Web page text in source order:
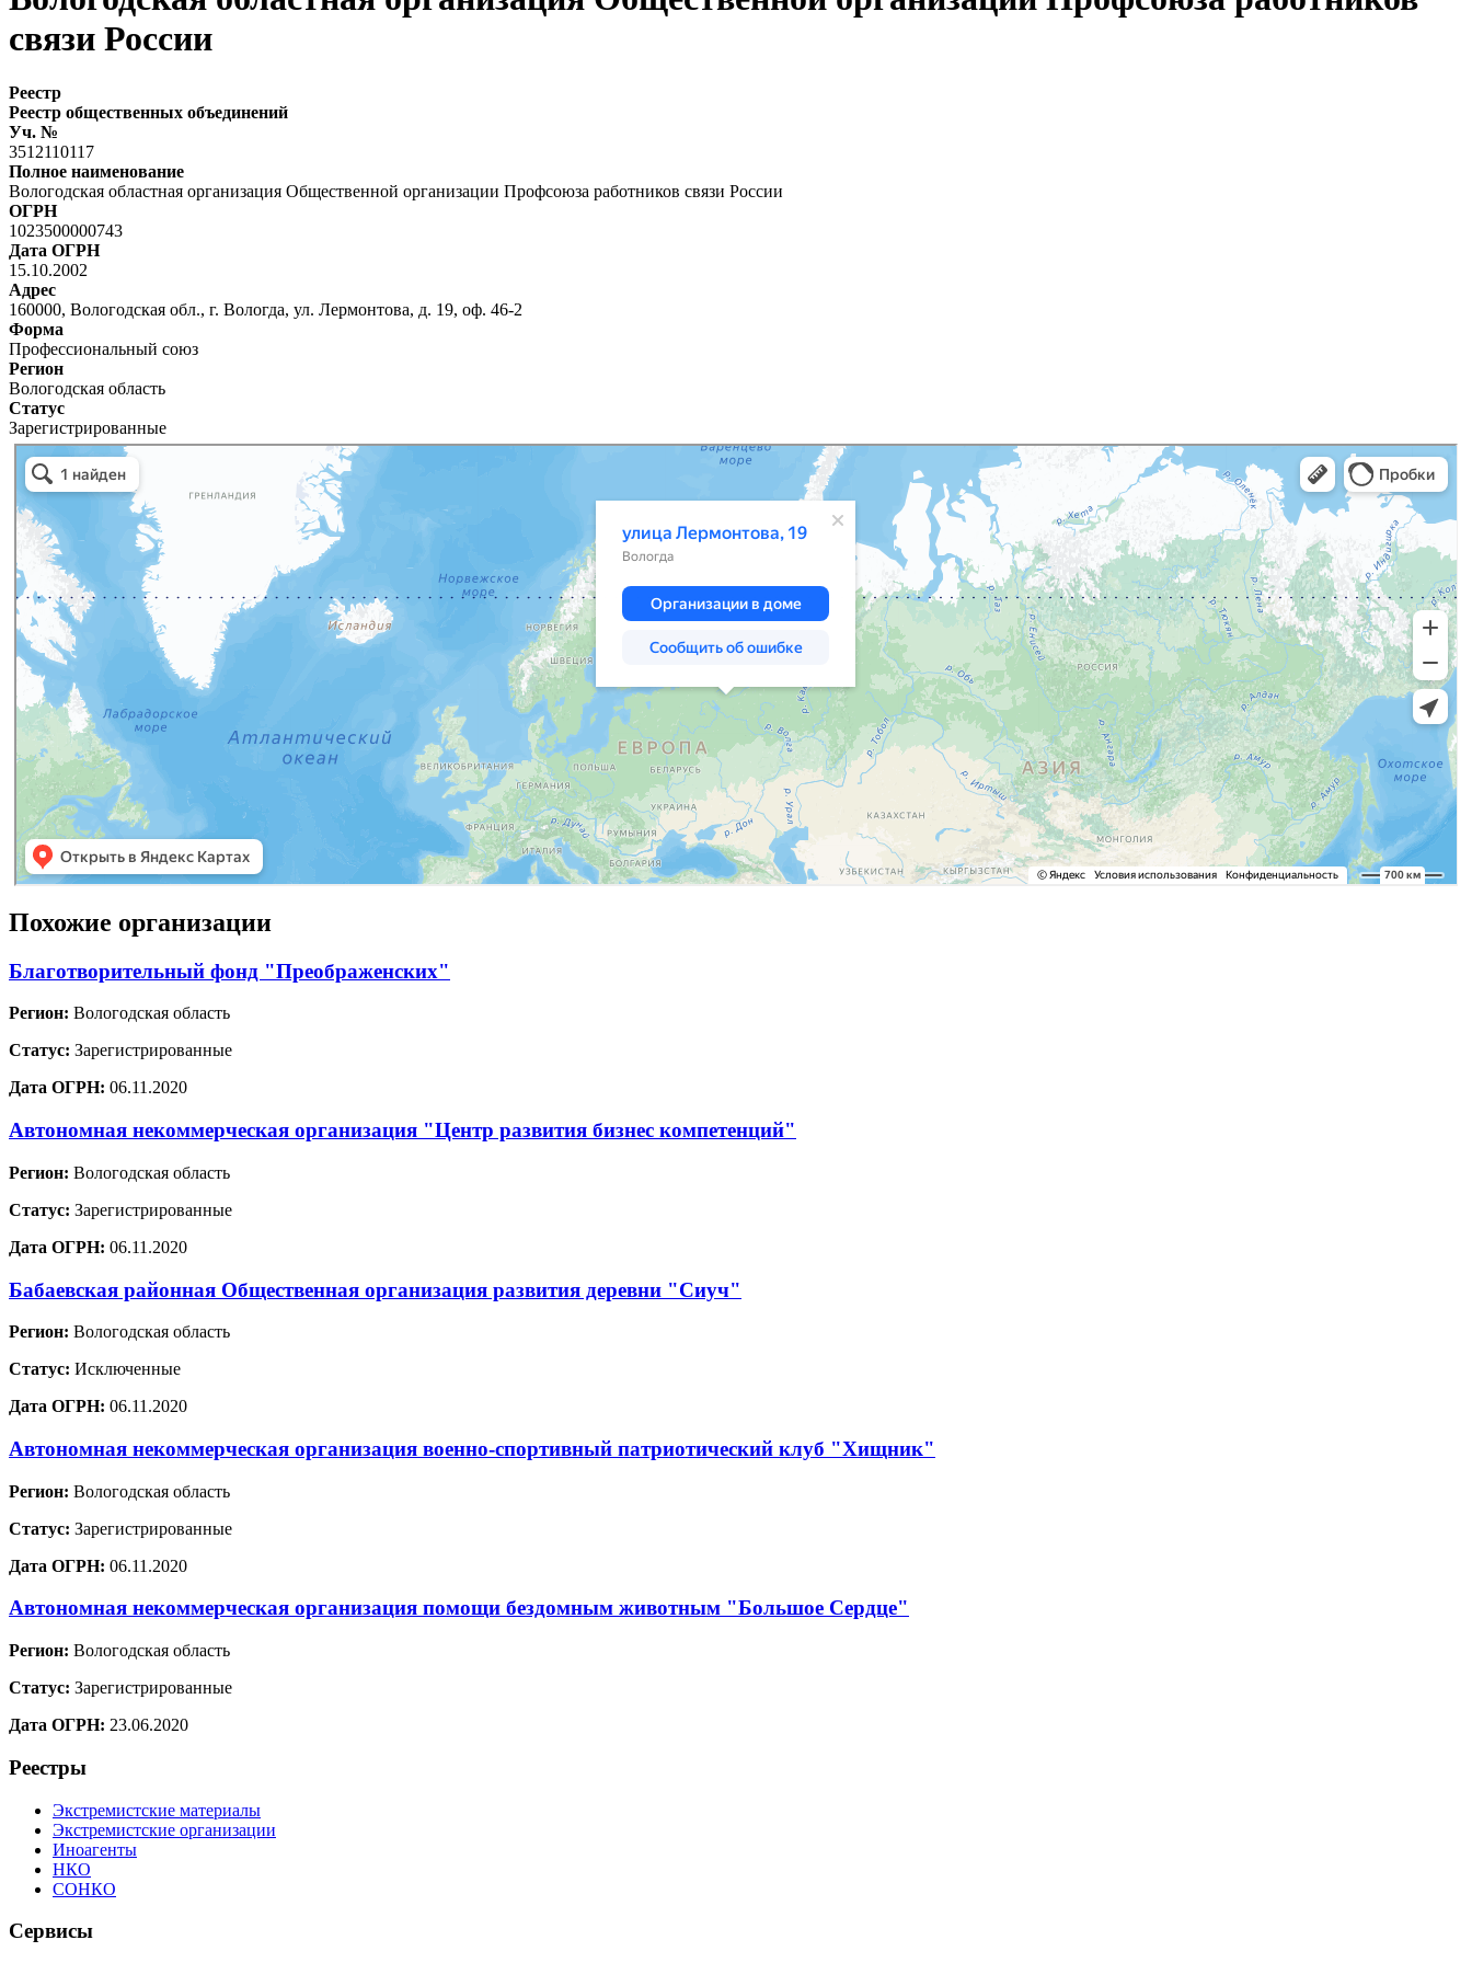
связи России
Реестр
Реестр общественных объединений
Уч. №
3512110117
Полное наименование
Вологодская областная организация Общественной организации Профсоюза работников связи России
ОГРН
1023500000743
Дата ОГРН
15.10.2002
Адрес
160000, Вологодская обл., г. Вологда, ул. Лермонтова, д. 19, оф. 46-2
Форма
Профессиональный союз
Регион
Вологодская область
Статус
Зарегистрированные
Похожие организации
Благотворительный фонд "Преображенских"
Регион: Вологодская область
Статус: Зарегистрированные
Дата ОГРН: 06.11.2020
Автономная некоммерческая организация "Центр развития бизнес компетенций"
Регион: Вологодская область
Статус: Зарегистрированные
Дата ОГРН: 06.11.2020
Бабаевская районная Общественная организация развития деревни "Сиуч"
Регион: Вологодская область
Статус: Исключенные
Дата ОГРН: 06.11.2020
Автономная некоммерческая организация военно-спортивный патриотический клуб "Хищник"
Регион: Вологодская область
Статус: Зарегистрированные
Дата ОГРН: 06.11.2020
Автономная некоммерческая организация помощи бездомным животным "Большое Сердце"
Регион: Вологодская область
Статус: Зарегистрированные
Дата ОГРН: 23.06.2020
Реестры
Экстремистские материалы
Экстремистские организации
Иноагенты
НКО
СОНКО
Сервисы